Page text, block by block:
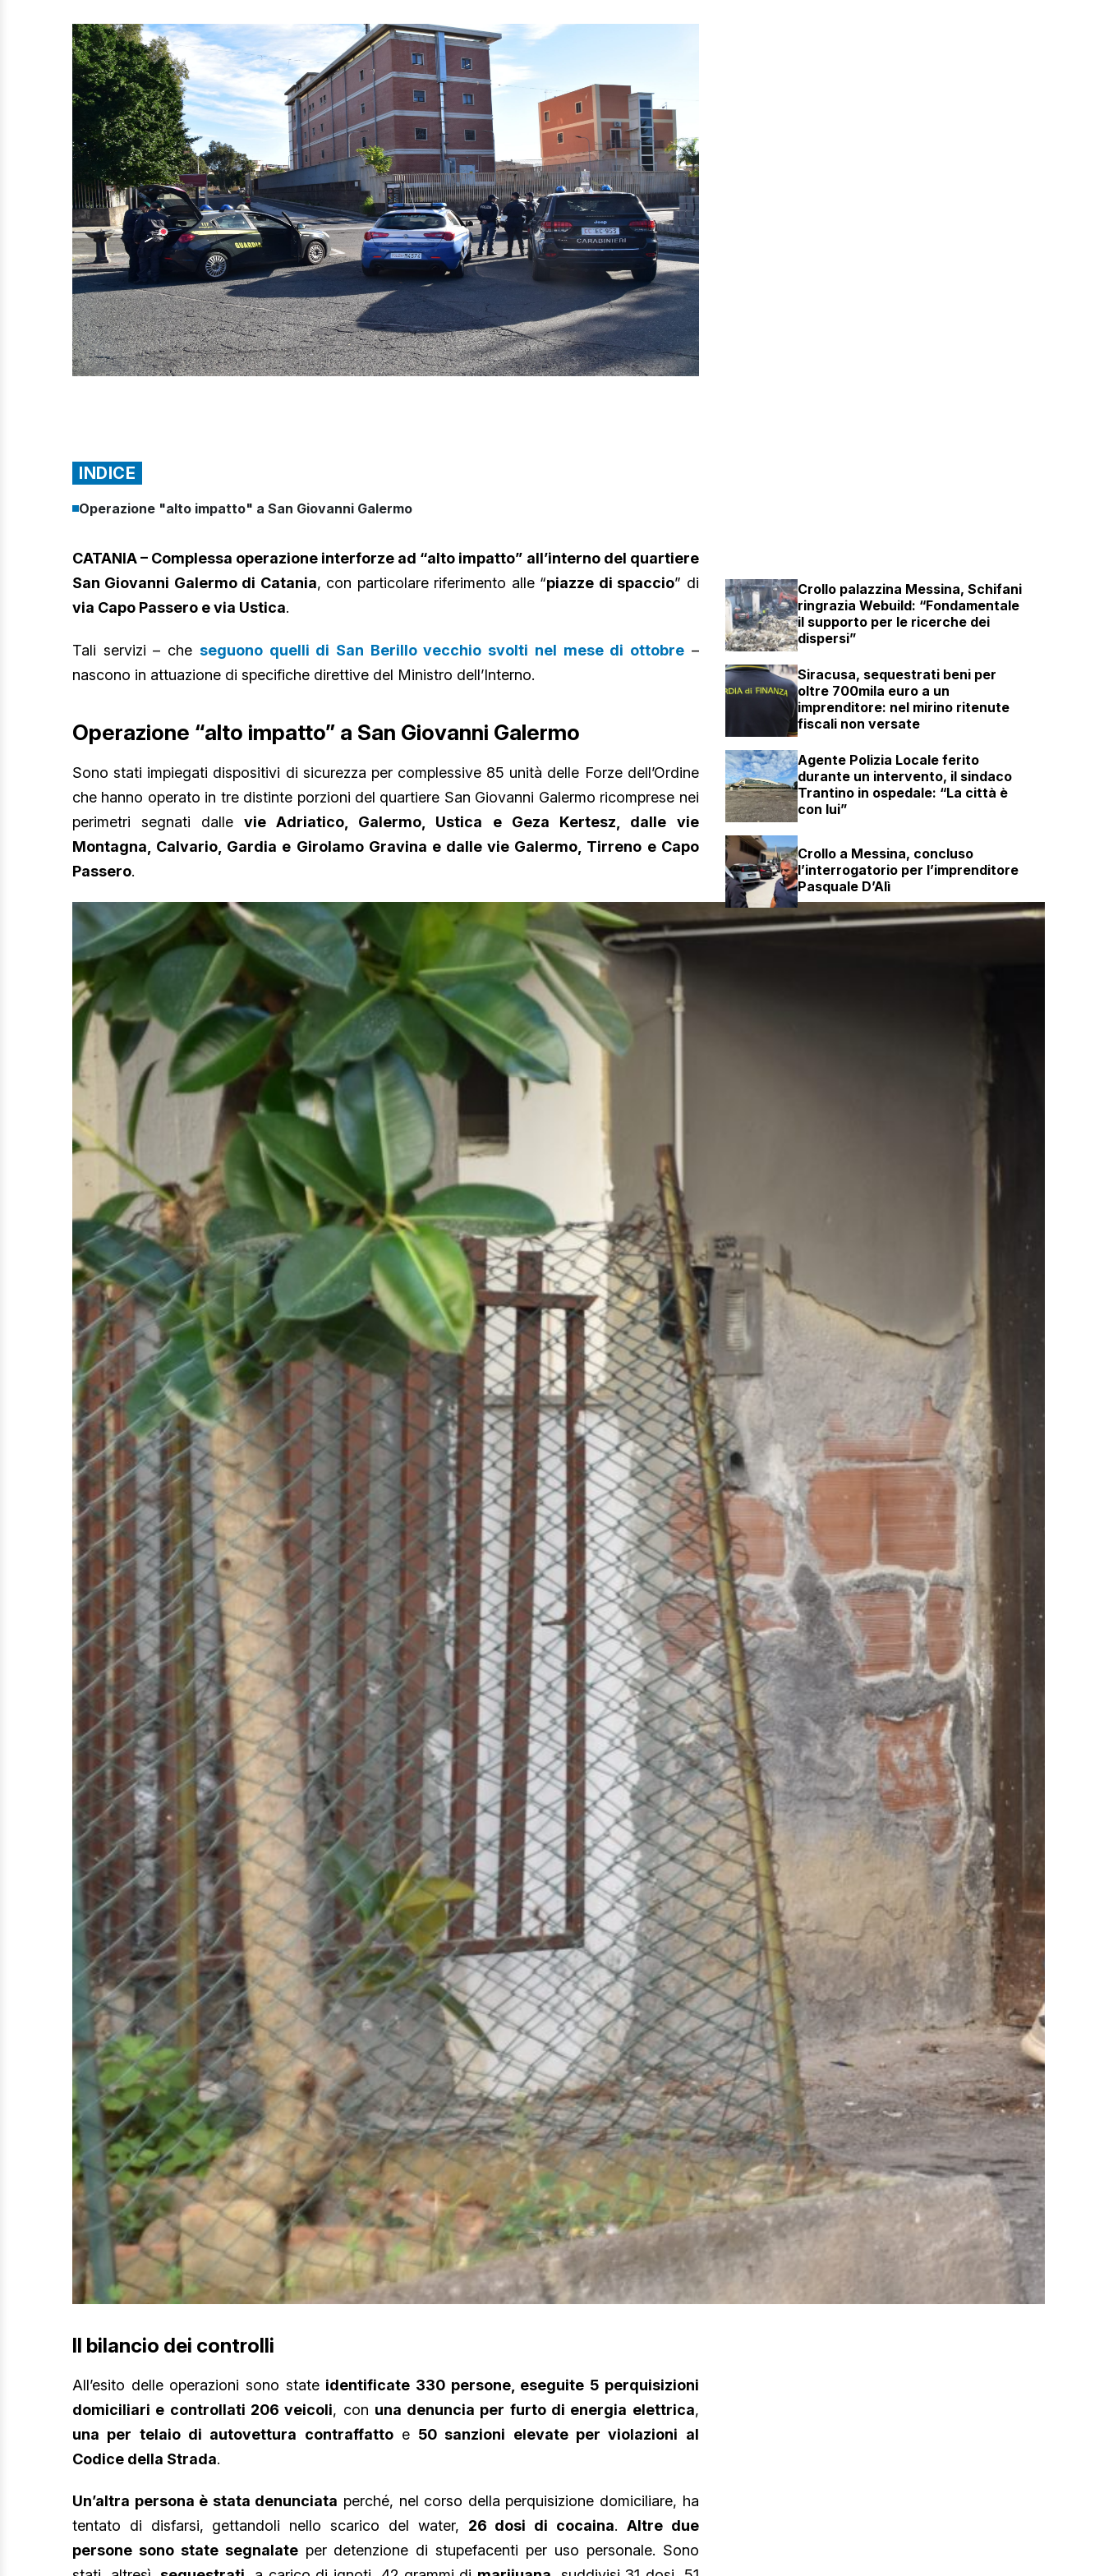
INDICE
Operazione "alto impatto" a San Giovanni Galermo
CATANIA – Complessa operazione interforze ad “alto impatto” all’interno del quartiere
San Giovanni Galermo di Catania, con particolare riferimento alle “piazze di spaccio” di
via Capo Passero e via Ustica.
Tali servizi – che seguono quelli di San Berillo vecchio svolti nel mese di ottobre–
nascono in attuazione di specifiche direttive del Ministro dell’Interno.
Operazione “alto impatto” a San Giovanni Galermo
Sono stati impiegati dispositivi di sicurezza per complessive 85 unità delle Forze dell’Ordine
che hanno operato in tre distinte porzioni del quartiere San Giovanni Galermo ricomprese nei
perimetri segnati dalle vie Adriatico, Galermo, Ustica e Geza Kertesz, dalle vie
Montagna, Calvario, Gardia e Girolamo Gravina e dalle vie Galermo, Tirreno e Capo
Passero.
Il bilancio dei controlli
All’esito delle operazioni sono state identificate 330 persone, eseguite 5 perquisizioni
domiciliari e controllati 206 veicoli, con una denuncia per furto di energia elettrica,
una per telaio di autovettura contraffattoe 50 sanzioni elevate per violazioni al
Codice della Strada.
Un’altra persona è stata denunciata perché, nel corso della perquisizione domiciliare, ha
tentato di disfarsi, gettandoli nello scarico del water, 26 dosi di cocaina. Altre due
persone sono state segnalateper detenzione di stupefacenti per uso personale. Sono
Crollo palazzina Messina, Schifani
ringrazia Webuild: “Fondamentale
il supporto per le ricerche dei
dispersi”
Siracusa, sequestrati beni per
oltre 700mila euro a un
imprenditore: nel mirino ritenute
fiscali non versate
Agente Polizia Locale ferito
durante un intervento, il sindaco
Trantino in ospedale: “La città è
con lui”
Crollo a Messina, concluso
l’interrogatorio per l’imprenditore
Pasquale D’Alì